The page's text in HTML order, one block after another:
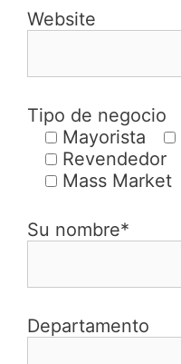
Website
Tipo de negocio
Mayorista
Revendedor
Mass Market
Su nombre*
Departamento